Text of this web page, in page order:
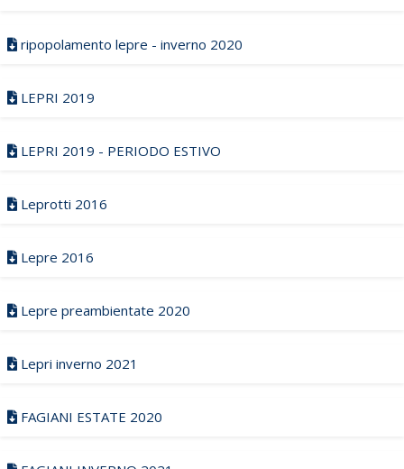
ripopolamento lepre - inverno 2020
LEPRI 2019
LEPRI 2019 - PERIODO ESTIVO
Leprotti 2016
Lepre 2016
Lepre preambientate 2020
Lepri inverno 2021
FAGIANI ESTATE 2020